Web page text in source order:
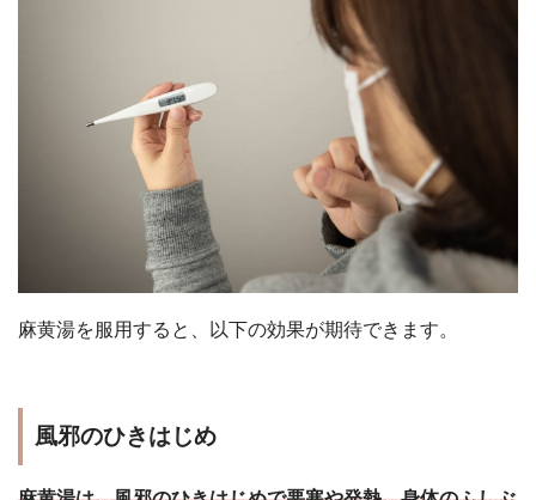
麻黄湯を服用すると、以下の効果が期待できます。
風邪のひきはじめ